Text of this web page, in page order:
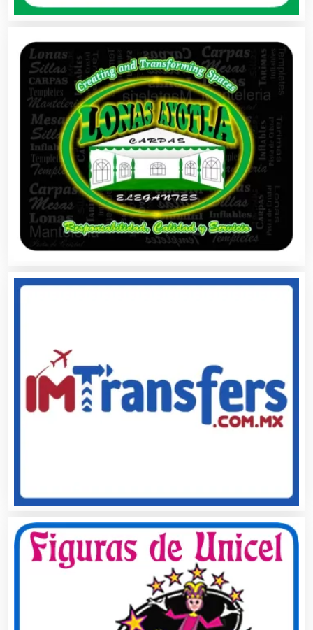
Artículos de Piel
Artículos Deportivos
Artículos Importados
Artículos para el Hogar
Artículos para Regalos
Artículos Personales
Aseguradoras
Asilos
Asociaciones Civiles